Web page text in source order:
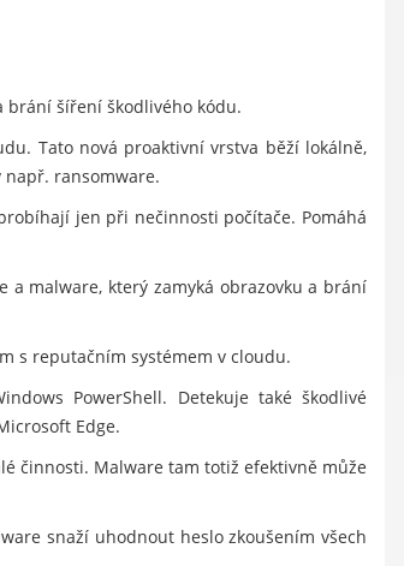
šíření škodlivého kódu.
Tato nová proaktivní vrstva běží lokálně,
např. ransomware.
jen při nečinnosti počítače. Pomáhá
malware, který zamyká obrazovku a brání
s reputačním systémem v cloudu.
PowerShell. Detekuje také škodlivé
Edge.
činnosti. Malware tam totiž efektivně může
snaží uhodnout heslo zkoušením všech